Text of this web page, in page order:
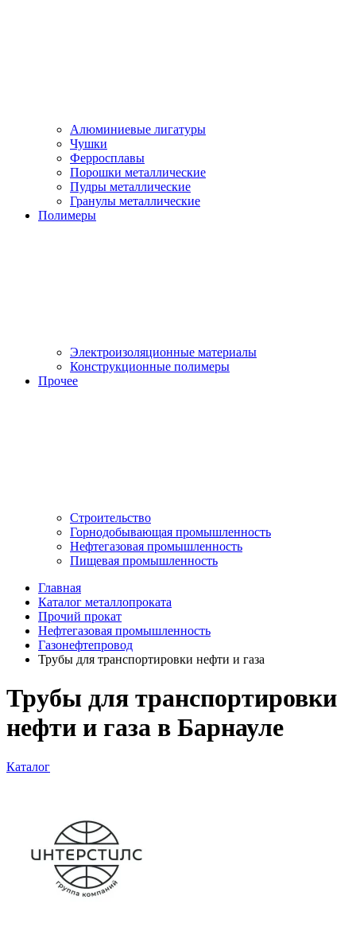
Алюминиевые лигатуры
Чушки
Ферросплавы
Порошки металлические
Пудры металлические
Гранулы металлические
Полимеры
Электроизоляционные материалы
Конструкционные полимеры
Прочее
Строительство
Горнодобывающая промышленность
Нефтегазовая промышленность
Пищевая промышленность
Главная
Каталог металлопроката
Прочий прокат
Нефтегазовая промышленность
Газонефтепровод
Трубы для транспортировки нефти и газа
Трубы для транспортировки
нефти и газа в Барнауле
Каталог